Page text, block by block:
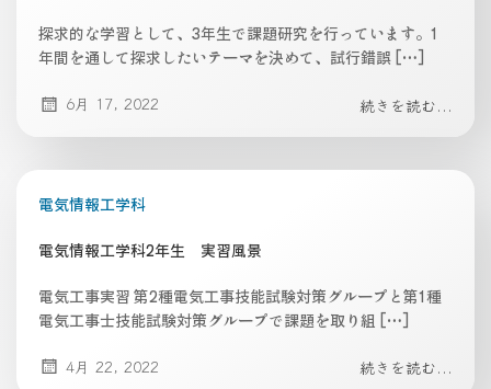
探求的な学習として、3年生で課題研究を行っています。1
年間を通して探求したいテーマを決めて、試行錯誤 […]
6月 17, 2022 続きを読む...
電気情報工学科
電気情報工学科2年生 実習風景
電気工事実習 第2種電気工事技能試験対策グループと第1種
電気工事士技能試験対策グループで課題を取り組 […]
4月 22, 2022 続きを読む...